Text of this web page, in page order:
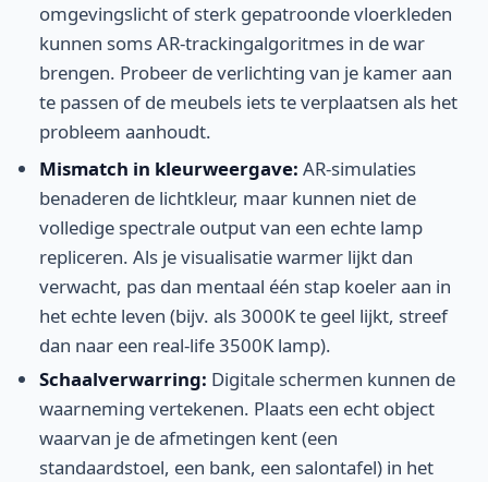
omgevingslicht of sterk gepatroonde vloerkleden
kunnen soms AR-trackingalgoritmes in de war
brengen. Probeer de verlichting van je kamer aan
te passen of de meubels iets te verplaatsen als het
probleem aanhoudt.
Mismatch in kleurweergave: AR-simulaties
benaderen de lichtkleur, maar kunnen niet de
volledige spectrale output van een echte lamp
repliceren. Als je visualisatie warmer lijkt dan
verwacht, pas dan mentaal één stap koeler aan in
het echte leven (bijv. als 3000K te geel lijkt, streef
dan naar een real-life 3500K lamp).
Schaalverwarring: Digitale schermen kunnen de
waarneming vertekenen. Plaats een echt object
waarvan je de afmetingen kent (een
standaardstoel, een bank, een salontafel) in het